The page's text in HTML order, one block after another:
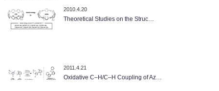
2010.4.20
Theoretical Studies on the Struc…
2011.4.21
Oxidative C–H/C–H Coupling of Az…